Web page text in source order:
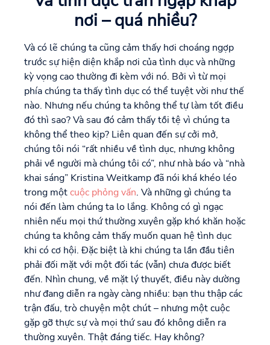
nơi – quá nhiều?
Và có lẽ chúng ta cũng cảm thấy hơi choáng ngợp
trước sự hiện diện khắp nơi của tình dục và những
kỳ vọng cao thường đi kèm với nó. Bởi vì từ mọi
phía chúng ta thấy tình dục có thể tuyệt vời như thế
nào. Nhưng nếu chúng ta không thể tự làm tốt điều
đó thì sao? Và sau đó cảm thấy tồi tệ vì chúng ta
không thể theo kịp? Liên quan đến sự cởi mở,
chúng tôi nói “rất nhiều về tình dục, nhưng không
phải về người mà chúng tôi có”, như nhà báo và “nhà
khai sáng” Kristina Weitkamp đã nói khá khéo léo
trong mộtcuộc phỏng vấn. Và những gì chúng ta
nói đến làm chúng ta lo lắng. Không có gì ngạc
nhiên nếu mọi thứ thường xuyên gặp khó khăn hoặc
chúng ta không cảm thấy muốn quan hệ tình dục
khi có cơ hội. Đặc biệt là khi chúng ta lần đầu tiên
phải đối mặt với một đối tác (vẫn) chưa được biết
đến. Nhìn chung, về mặt lý thuyết, điều này dường
như đang diễn ra ngày càng nhiều: bạn thu thập các
trận đấu, trò chuyện một chút – nhưng một cuộc
gặp gỡ thực sự và mọi thứ sau đó không diễn ra
thường xuyên. Thật đáng tiếc. Hay không?